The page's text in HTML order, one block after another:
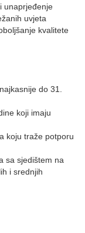
unaprjeđenje
uvjeta
kvalitete
do 31.
koji imaju
koju traže potporu
sa sjedištem na
i srednjih